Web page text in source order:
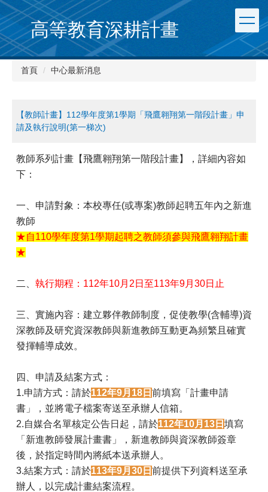
跳
到
主
要
內
高等教育深耕計畫
首頁 中心最新消息
【教師計畫】112學年度第1學期「飛鷹翱翔第一階段計畫」申
請及執行說明(第一梯次)
教師系列計畫【飛鷹翱翔第一階段計畫】，詳細內容如
下：
一、申請對象：本校專任(或專案)教師起聘五年內之新進
教師
★自110學年度第1學期起聘之教師須參與飛鷹翱翔計畫
★
二、 執行期程：112年10月2日至113年9月30日止
三、實施內容：建立夥伴教師制度，促使教學(含輔導)資
深教師及研究資深教師與新進教師互動更為頻繁且確實
發揮輔導成效。
四、申請及結案方式：
1.申請方式：請於112年9月18日 前填寫「計畫申請
書」，並將電子檔案寄送至承辦人信箱。
2.自媒合名單核定公告日起，請於112年10月13日 填寫
「新進教師發展計畫書」，新進教師與資深教師簽章
後，於指定時間內將紙本送承辦人。
3.結案方式：請於113年9月30日 前提供下列資料送至承
辦人，以完成計畫結案流程。